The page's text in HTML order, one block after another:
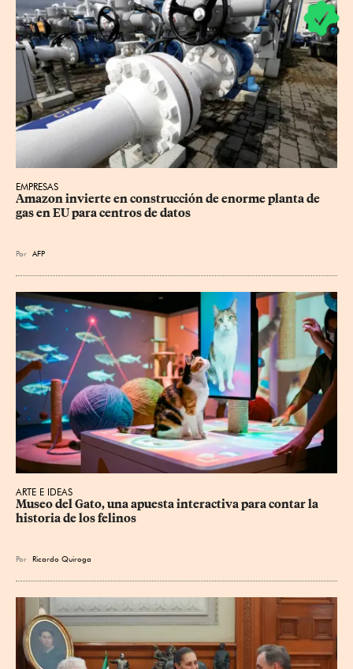
EMPRESAS
Amazon invierte en construcción de enorme planta de
gas en EU para centros de datos
Por AFP
ARTE E IDEAS
Museo del Gato, una apuesta interactiva para contar la
historia de los felinos
Por Ricardo Quiroga